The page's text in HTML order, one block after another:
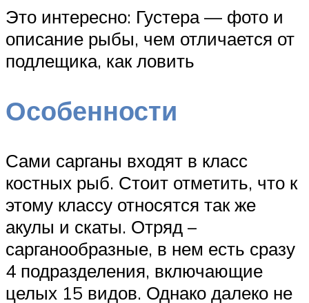
Это интересно: Густера — фото и
описание рыбы, чем отличается от
подлещика, как ловить
Особенности
Сами сарганы входят в класс
костных рыб. Стоит отметить, что к
этому классу относятся так же
акулы и скаты. Отряд –
сарганообразные, в нем есть сразу
4 подразделения, включающие
целых 15 видов. Однако далеко не